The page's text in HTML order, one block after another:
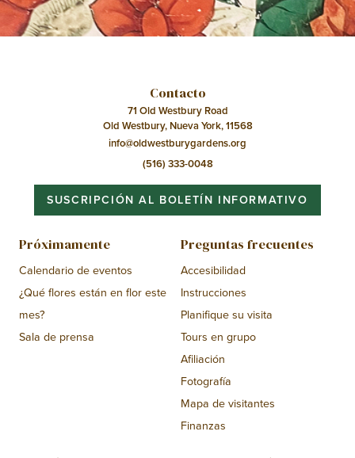
Contacto
71 Old Westbury Road
Old Westbury, Nueva York, 11568
info@oldwestburygardens.org
(516) 333-0048
SUSCRIPCIÓN AL BOLETÍN INFORMATIVO
Próximamente
Calendario de eventos
¿Qué flores están en flor este
mes?
Sala de prensa
Preguntas frecuentes
Accesibilidad
Instrucciones
Planifique su visita
Tours en grupo
Afiliación
Fotografía
Mapa de visitantes
Finanzas